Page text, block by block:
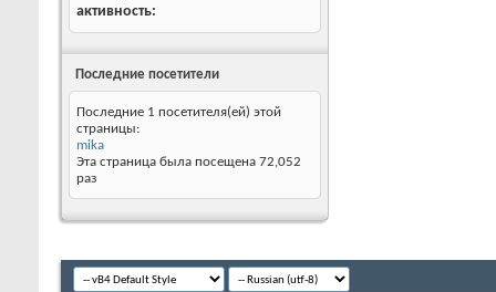
активность
Последние посетители
Последние 1 посетителя(ей) этой
страницы:
mika
Эта страница была посещена 72,052
раз